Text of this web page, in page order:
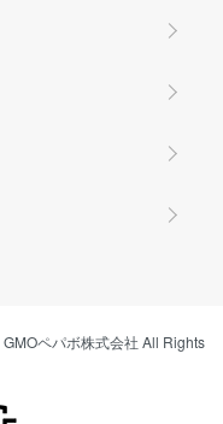
GMOペパボ株式会社 All Rights